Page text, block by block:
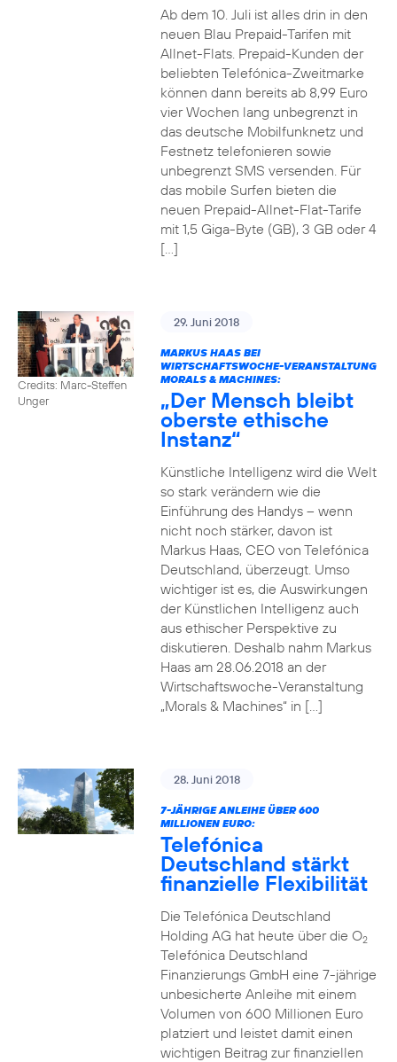
Ab dem 10. Juli ist alles drin in den
neuen Blau Prepaid-Tarifen mit
Allnet-Flats. Prepaid-Kunden der
beliebten Telefónica-Zweitmarke
können dann bereits ab 8,99 Euro
vier Wochen lang unbegrenzt in
das deutsche Mobilfunknetz und
Festnetz telefonieren sowie
unbegrenzt SMS versenden. Für
das mobile Surfen bieten die
neuen Prepaid-Allnet-Flat-Tarife
mit 1,5 Giga-Byte (GB), 3 GB oder 4
[…]
Credits: Marc-Steffen
Unger
29. Juni 2018
MARKUS HAAS BEI
WIRTSCHAFTSWOCHE-VERANSTALTUNG
MORALS & MACHINES:
„Der Mensch bleibt
oberste ethische
Instanz“
Künstliche Intelligenz wird die Welt
so stark verändern wie die
Einführung des Handys – wenn
nicht noch stärker, davon ist
Markus Haas, CEO von Telefónica
Deutschland, überzeugt. Umso
wichtiger ist es, die Auswirkungen
der Künstlichen Intelligenz auch
aus ethischer Perspektive zu
diskutieren. Deshalb nahm Markus
Haas am 28.06.2018 an der
Wirtschaftswoche-Veranstaltung
„Morals & Machines“ in […]
28. Juni 2018
7-JÄHRIGE ANLEIHE ÜBER 600
MILLIONEN EURO:
Telefónica
Deutschland stärkt
finanzielle Flexibilität
Die Telefónica Deutschland
Holding AG hat heute über die O2
Telefónica Deutschland
Finanzierungs GmbH eine 7-jährige
unbesicherte Anleihe mit einem
Volumen von 600 Millionen Euro
platziert und leistet damit einen
wichtigen Beitrag zur finanziellen